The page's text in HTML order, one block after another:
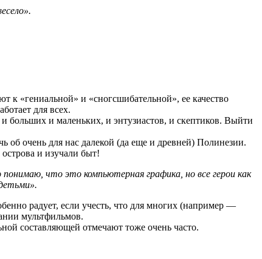
«гениальной» и «сногсшибательной», ее качество
для всех.
больших и маленьких, и энтузиастов, и скептиков. Выйти
об очень для нас далекой (да еще и древней) Полинезии.
и изучали быт!
что это компьютерная графика, но все герои как
радует, если учесть, что для многих (например —
мультфильмов.
составляющей отмечают тоже очень часто.